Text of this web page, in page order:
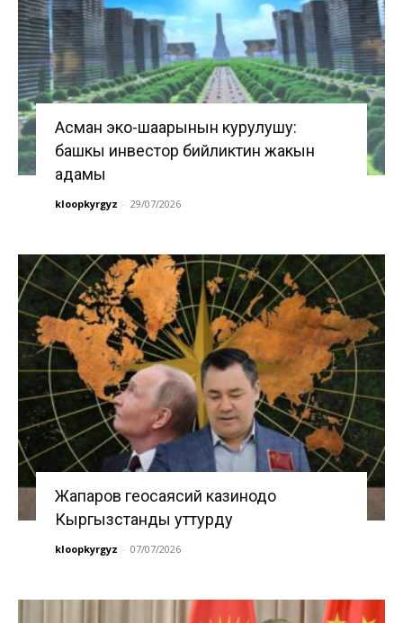
Асман эко-шаарынын курулушу:
башкы инвестор бийликтин жакын
адамы
kloopkyrgyz - 29/07/2026
Жапаров геосаясий казинодо
Кыргызстанды уттурду
kloopkyrgyz - 07/07/2026